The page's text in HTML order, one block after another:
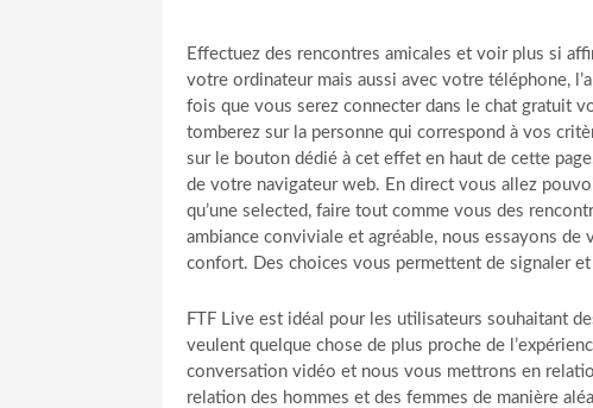
Effectuez des rencontres amicales et voir plus si
votre ordinateur mais aussi avec votre téléphone,
fois que vous serez connecter dans le chat gratuit
tomberez sur la personne qui correspond à vos
sur le bouton dédié à cet effet en haut de cette
de votre navigateur web. En direct vous allez
qu’une selected, faire tout comme vous des
ambiance conviviale et agréable, nous essayons
confort. Des choices vous permettent de signaler
FTF Live est idéal pour les utilisateurs souhaitant
veulent quelque chose de plus proche de
conversation vidéo et nous vous mettrons en
relation des hommes et des femmes de manière